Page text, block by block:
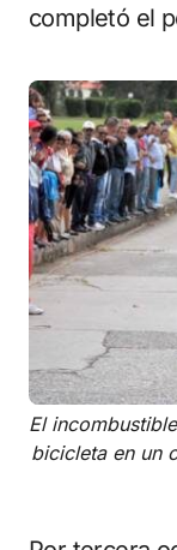
completó el
El
bicicleta en un